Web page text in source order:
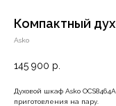
Компактный
Asko
145 900 р.
Духовой шкаф Asko
приготовления на пару.